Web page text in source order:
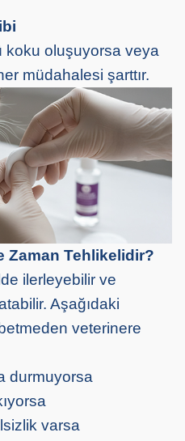
koku oluşuyorsa veya
müdahalesi şarttır.
Zaman Tehlikelidir?
ilerleyebilir ve
Aşağıdaki
veterinere
durmuyorsa
varsa